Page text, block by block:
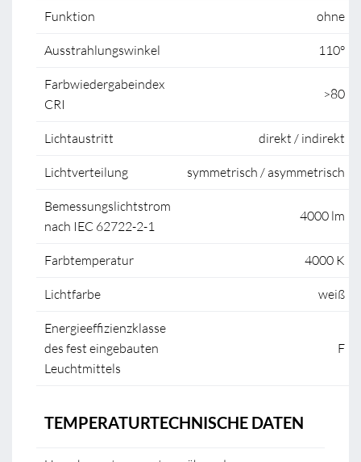
Funktion ohne
Ausstrahlungswinkel 110°
Farbwiedergabeindex
CRI
>80
Lichtaustritt direkt / indirekt
Lichtverteilung symmetrisch / asymmetrisch
Bemessungslichtstrom
nach IEC 62722-2-1
4000 lm
Farbtemperatur 4000 K
Lichtfarbe weiß
Energieeffizienzklasse
des fest eingebauten
Leuchtmittels
F
TEMPERATURTECHNISCHE DATEN